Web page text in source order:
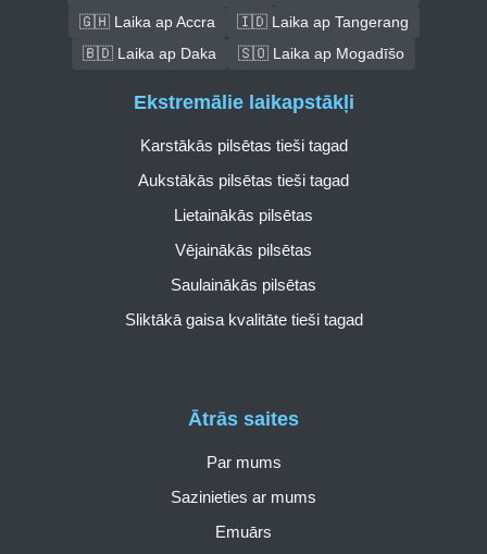
🇬🇭 Laika ap Accra
🇮🇩 Laika ap Tangerang
🇧🇩 Laika ap Daka
🇸🇴 Laika ap Mogadīšo
Ātrās saites
Par mums
Sazinieties ar mums
Emuārs
Ekstremālie laikapstākļi
Karstākās pilsētas tieši tagad
Aukstākās pilsētas tieši tagad
Lietainākās pilsētas
Vējainākās pilsētas
Saulainākās pilsētas
Sliktākā gaisa kvalitāte tieši tagad